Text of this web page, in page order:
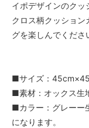
イポデザインのクッ
クロス柄クッション
グを楽しんでくださ
■サイズ：
■素材：オック
■カラー：グレー
になります。